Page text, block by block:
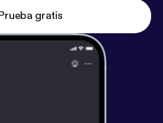
gratis